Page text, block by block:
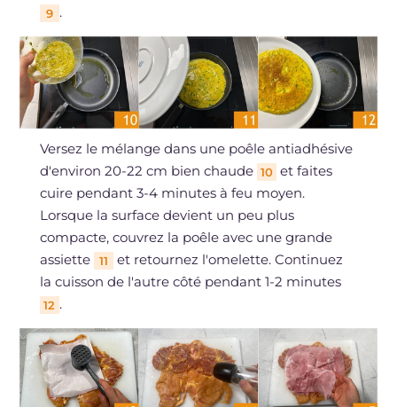
9 .
Versez le mélange dans une poêle antiadhésive
d'environ 20-22 cm bien chaude 10 et faites
cuire pendant 3-4 minutes à feu moyen.
Lorsque la surface devient un peu plus
compacte, couvrez la poêle avec une grande
assiette
11
et retournez l'omelette. Continuez
la cuisson de l'autre côté pendant 1-2 minutes
12 .